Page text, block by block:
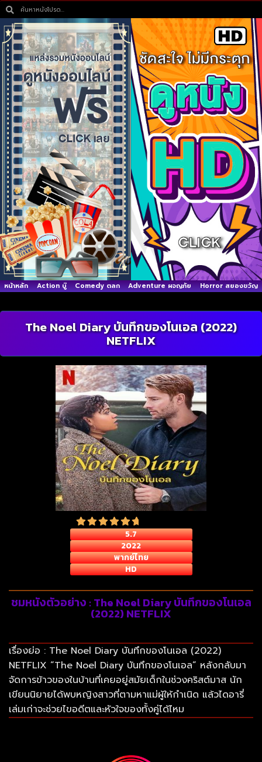
หน้าหลัก Action บู๊ Comedy ตลก Adventure ผจญภัย Horror สยองขวัญ
The Noel Diary บันทึกของโนเอล (2022)
NETFLIX
5.7
2022
พากย์ไทย
HD
ชมหนังตัวอย่าง : The Noel Diary บันทึกของโนเอล
(2022) NETFLIX
เรื่องย่อ : The Noel Diary บันทึกของโนเอล (2022)
NETFLIX “The Noel Diary บันทึกของโนเอล” หลังกลับมา
จัดการข้าวของในบ้านที่เคยอยู่สมัยเด็กในช่วงคริสต์มาส นัก
เขียนนิยายได้พบหญิงสาวที่ตามหาแม่ผู้ให้กำเนิด แล้วไดอารี่
เล่มเก่าจะช่วยไขอดีตและหัวใจของทั้งคู่ได้ไหม